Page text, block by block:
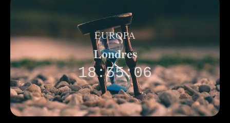
EUROPA
Londres
18:55:06